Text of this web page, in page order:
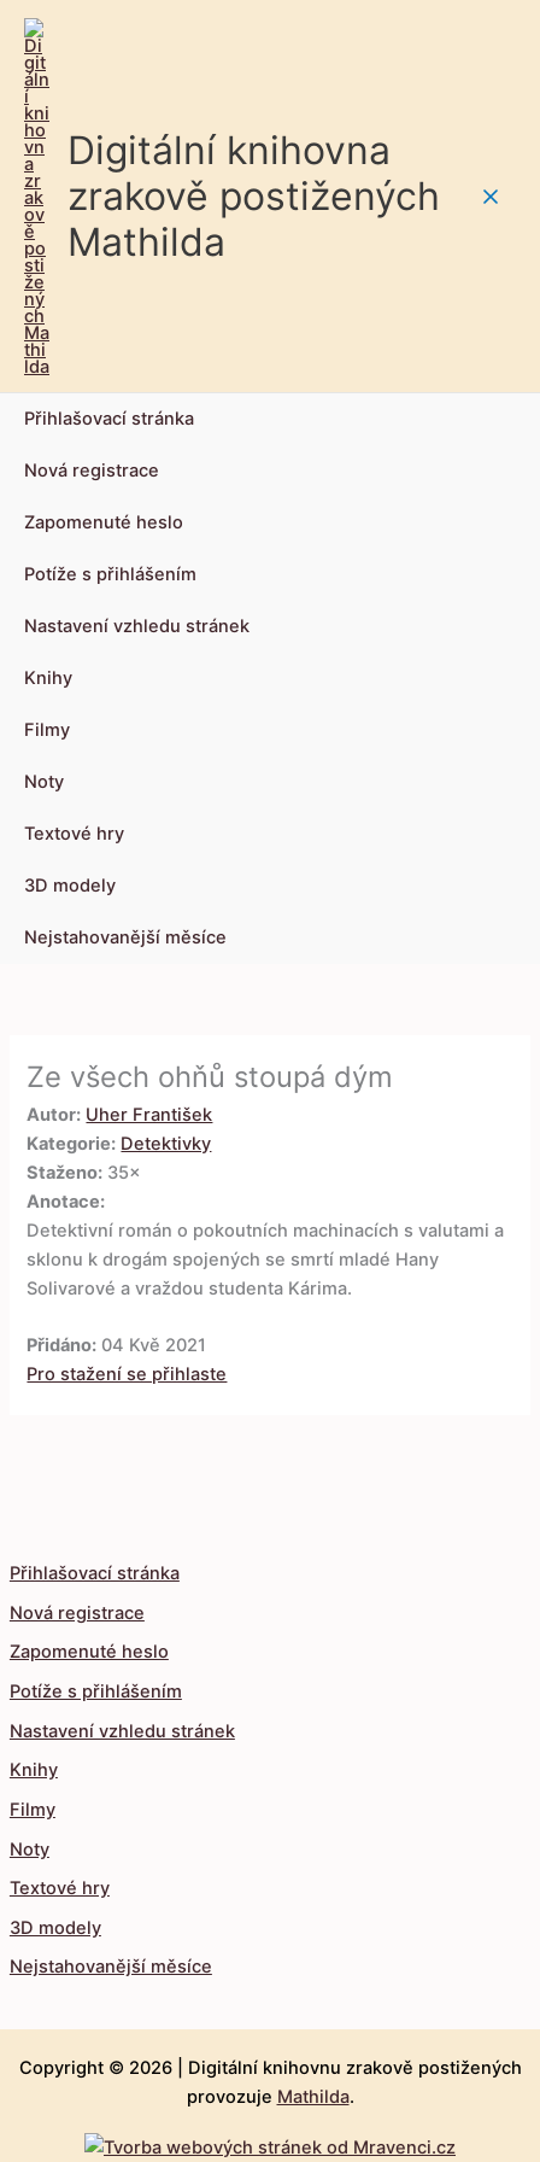
Digitální knihovna
zrakově postižených
Mathilda
Přihlašovací stránka
Nová registrace
Zapomenuté heslo
Potíže s přihlášením
Nastavení vzhledu stránek
Knihy
Filmy
Noty
Textové hry
3D modely
Nejstahovanější měsíce
Přihlašovací stránka
Nová registrace
Zapomenuté heslo
Potíže s přihlášením
Nastavení vzhledu stránek
Knihy
Filmy
Noty
Textové hry
3D modely
Nejstahovanější měsíce
Ze všech ohňů stoupá dým
Autor: Uher František
Kategorie: Detektivky
Staženo: 35×
Anotace:
Detektivní román o pokoutních machinacích s valutami a
sklonu k drogám spojených se smrtí mladé Hany
Solivarové a vraždou studenta Kárima.
Přidáno: 04 Kvě 2021
Pro stažení se přihlaste
Copyright © 2026 | Digitální knihovnu zrakově postižených
provozuje Mathilda.